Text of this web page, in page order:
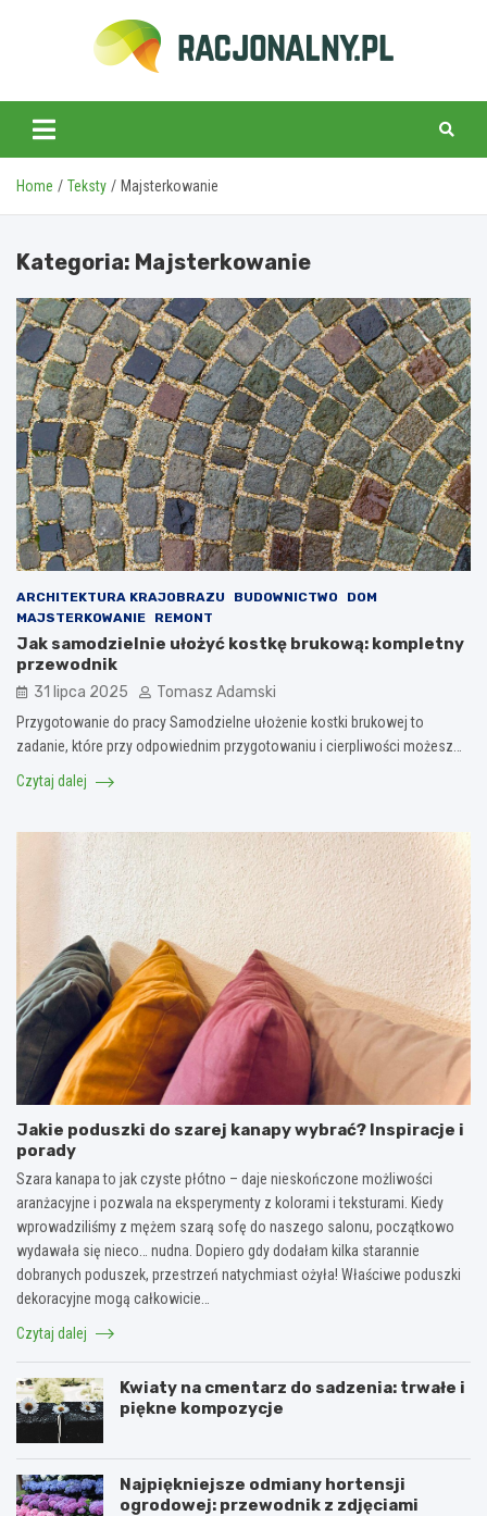
racjonalny.pl
Home Teksty Majsterkowanie
Kategoria: Majsterkowanie
ARCHITEKTURA KRAJOBRAZU BUDOWNICTWO
DOM
MAJSTERKOWANIE
REMONT
Jak samodzielnie ułożyć kostkę brukową: kompletny
przewodnik
31 lipca 2025 Tomasz Adamski
Przygotowanie do pracy Samodzielne ułożenie kostki brukowej to
zadanie, które przy odpowiednim przygotowaniu i cierpliwości możesz…
Czytaj dalej
Jakie poduszki do szarej kanapy wybrać? Inspiracje i
porady
Szara kanapa to jak czyste płótno – daje nieskończone możliwości
aranżacyjne i pozwala na eksperymenty z kolorami i teksturami. Kiedy
wprowadziliśmy z mężem szarą sofę do naszego salonu, początkowo
wydawała się nieco… nudna. Dopiero gdy dodałam kilka starannie
dobranych poduszek, przestrzeń natychmiast ożyła! Właściwe poduszki
dekoracyjne mogą całkowicie…
Czytaj dalej
Kwiaty na cmentarz do sadzenia: trwałe i
piękne kompozycje
Najpiękniejsze odmiany hortensji
ogrodowej: przewodnik z zdjęciami